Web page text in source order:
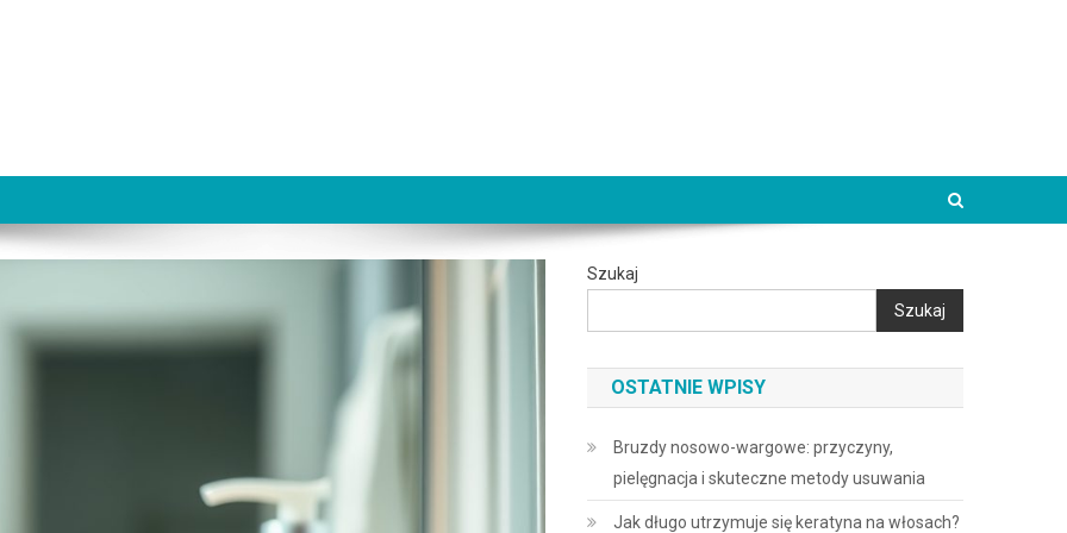
Szukaj
Szukaj
OSTATNIE WPISY
Bruzdy nosowo-wargowe: przyczyny,
pielęgnacja i skuteczne metody usuwania
Jak długo utrzymuje się keratyna na włosach?